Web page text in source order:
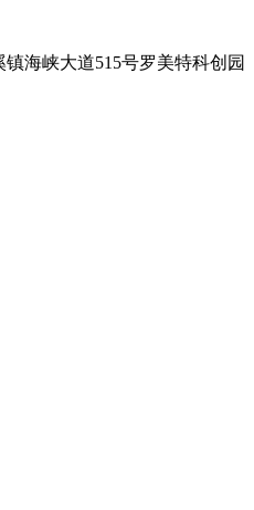
海峡大道515号罗美特科创园